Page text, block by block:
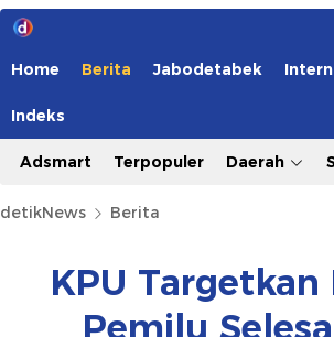
Home Berita Jabodetabek
Indeks
Adsmart Terpopuler Daerah
detikNews Berita
KPU
Pemilu